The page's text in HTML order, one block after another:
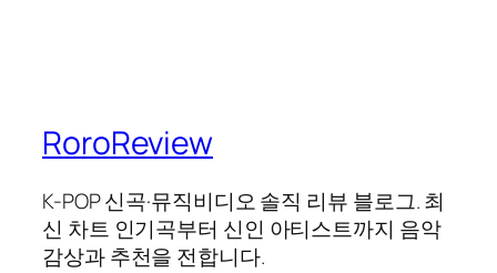
RoroReview
K-POP 신곡·뮤직비디오 솔직 리뷰 블로그. 최
신 차트 인기곡부터 신인 아티스트까지 음악
감상과 추천을 전합니다.